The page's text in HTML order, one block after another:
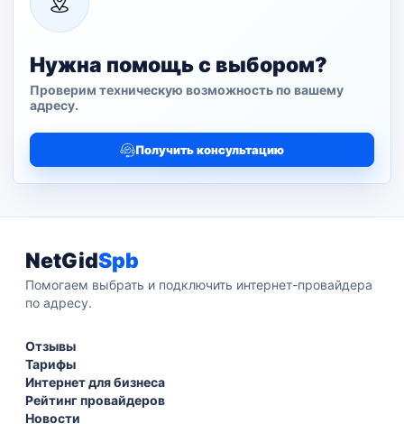
Нужна помощь с выбором?
Проверим техническую возможность по вашему
адресу.
Получить консультацию
NetGidSpb
Помогаем выбрать и подключить интернет-провайдера
по адресу.
Отзывы
Тарифы
Интернет для бизнеса
Рейтинг провайдеров
Новости